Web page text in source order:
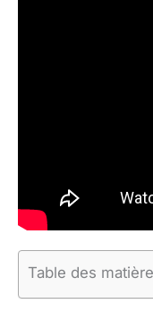
Table des